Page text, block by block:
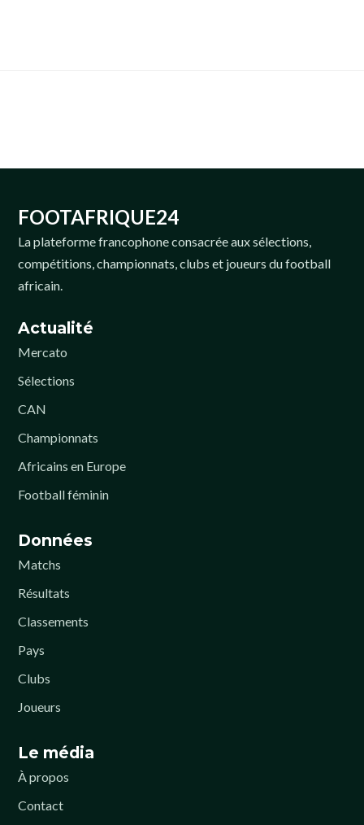
FOOTAFRIQUE24
La plateforme francophone consacrée aux sélections,
compétitions, championnats, clubs et joueurs du football
africain.
Actualité
Mercato
Sélections
CAN
Championnats
Africains en Europe
Football féminin
Données
Matchs
Résultats
Classements
Pays
Clubs
Joueurs
Le média
À propos
Contact